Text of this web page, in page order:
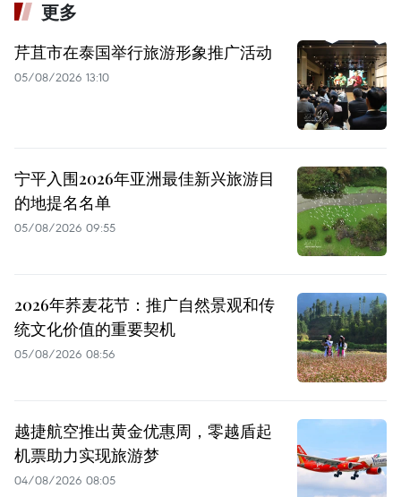
更多
芹苴市在泰国举行旅游形象推广活动
05/08/2026 13:10
宁平入围2026年亚洲最佳新兴旅游目
的地提名名单
05/08/2026 09:55
2026年荞麦花节：推广自然景观和传
统文化价值的重要契机
05/08/2026 08:56
越捷航空推出黄金优惠周，零越盾起
机票助力实现旅游梦
04/08/2026 08:05